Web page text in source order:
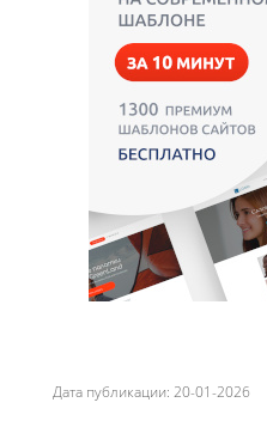
Дата публикации: 20-01-2026